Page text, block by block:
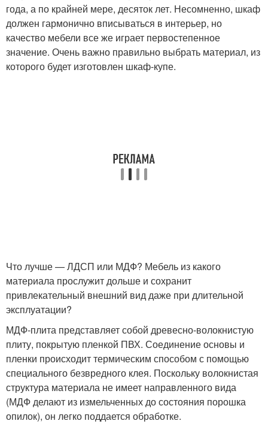
года, а по крайней мере, десяток лет. Несомненно, шкаф
должен гармонично вписываться в интерьер, но
качество мебели все же играет первостепенное
значение. Очень важно правильно выбрать материал, из
которого будет изготовлен шкаф-купе.
Что лучше — ЛДСП или МДФ? Мебель из какого
материала прослужит дольше и сохранит
привлекательный внешний вид даже при длительной
эксплуатации?
МДФ-плита представляет собой древесно-волокнистую
плиту, покрытую пленкой ПВХ. Соединение основы и
пленки происходит термическим способом с помощью
специального безвредного клея. Поскольку волокнистая
структура материала не имеет направленного вида
(МДФ делают из измельченных до состояния порошка
опилок), он легко поддается обработке.